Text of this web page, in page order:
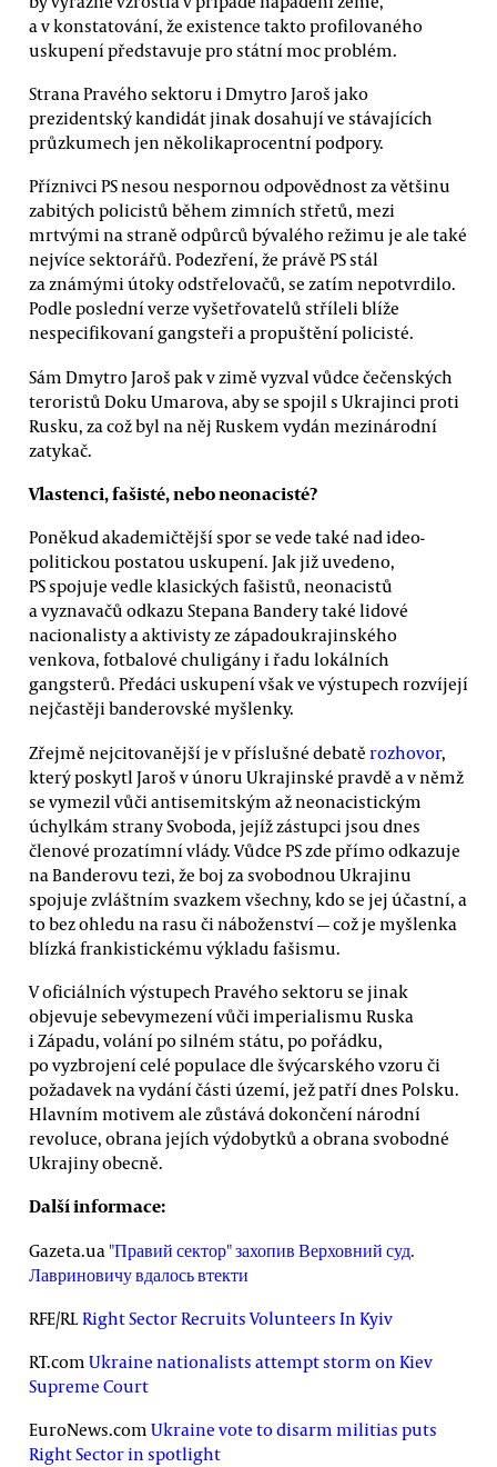
a v konstatování, že existence takto profilovaného
uskupení představuje pro státní moc problém.
Strana Pravého sektoru i Dmytro Jaroš jako
prezidentský kandidát jinak dosahují ve stávajících
průzkumech jen několikaprocentní podpory.
Příznivci PS nesou nespornou odpovědnost za většinu
zabitých policistů během zimních střetů, mezi
mrtvými na straně odpůrců bývalého režimu je ale také
nejvíce sektorářů. Podezření, že právě PS stál
za známými útoky odstřelovačů, se zatím nepotvrdilo.
Podle poslední verze vyšetřovatelů stříleli blíže
nespecifikovaní gangsteři a propuštění policisté.
Sám Dmytro Jaroš pak v zimě vyzval vůdce čečenských
teroristů Doku Umarova, aby se spojil s Ukrajinci proti
Rusku, za což byl na něj Ruskem vydán mezinárodní
zatykač.
Vlastenci, fašisté, nebo neonacisté?
Poněkud akademičtější spor se vede také nad ideo-
politickou postatou uskupení. Jak již uvedeno,
PS spojuje vedle klasických fašistů, neonacistů
a vyznavačů odkazu Stepana Bandery také lidové
nacionalisty a aktivisty ze západoukrajinského
venkova, fotbalové chuligány i řadu lokálních
gangsterů. Předáci uskupení však ve výstupech rozvíjejí
nejčastěji banderovské myšlenky.
Zřejmě nejcitovanější je v příslušné debatě rozhovor,
který poskytl Jaroš v únoru Ukrajinské pravdě a v němž
se vymezil vůči antisemitským až neonacistickým
úchylkám strany Svoboda, jejíž zástupci jsou dnes
členové prozatímní vlády. Vůdce PS zde přímo odkazuje
na Banderovu tezi, že boj za svobodnou Ukrajinu
spojuje zvláštním svazkem všechny, kdo se jej účastní, a
to bez ohledu na rasu či náboženství — což je myšlenka
blízká frankistickému výkladu fašismu.
V oficiálních výstupech Pravého sektoru se jinak
objevuje sebevymezení vůči imperialismu Ruska
i Západu, volání po silném státu, po pořádku,
po vyzbrojení celé populace dle švýcarského vzoru či
požadavek na vydání části území, jež patří dnes Polsku.
Hlavním motivem ale zůstává dokončení národní
revoluce, obrana jejích výdobytků a obrana svobodné
Ukrajiny obecně.
Další informace:
Gazeta.ua "Правий сектор" захопив Верховний суд.
Лавриновичу вдалось втекти
RFE/RLRight Sector Recruits Volunteers In Kyiv
RT.com Ukraine nationalists attempt storm on Kiev
Supreme Court
EuroNews.com Ukraine vote to disarm militias puts
Right Sector in spotlight